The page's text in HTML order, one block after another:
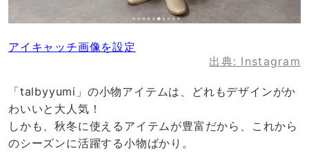
アイキャッチ画像を設定
出典: Instagram
「talbyyumi」の小物アイテムは、どれもデザインがか
わいいと大人気！
しかも、秋冬に使えるアイテムが豊富だから、これから
のシーズンに活躍する小物ばかり。